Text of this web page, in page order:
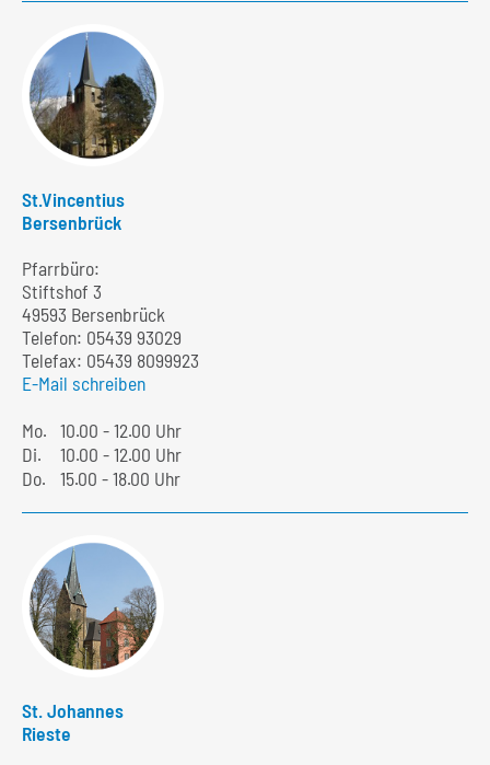
St.Vincentius
Bersenbrück
Pfarrbüro:
Stiftshof 3
49593 Bersenbrück
Telefon: 05439 93029
Telefax: 05439 8099923
E-Mail schreiben
Mo. 10.00 - 12.00 Uhr
Di.
10.00 - 12.00 Uhr
Do.
15.00 - 18.00 Uhr
St. Johannes
Rieste